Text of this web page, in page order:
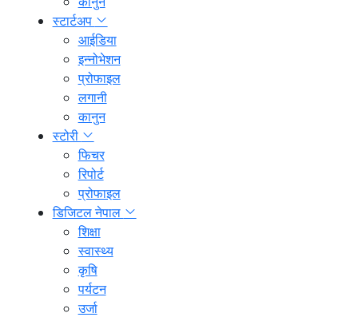
स्टार्टअप
आईडिया
इन्नोभेशन
प्रोफाइल
लगानी
कानुन
स्टोरी
फिचर
रिपोर्ट
प्रोफाइल
डिजिटल नेपाल
शिक्षा
स्वास्थ्य
कृषि
पर्यटन
उर्जा